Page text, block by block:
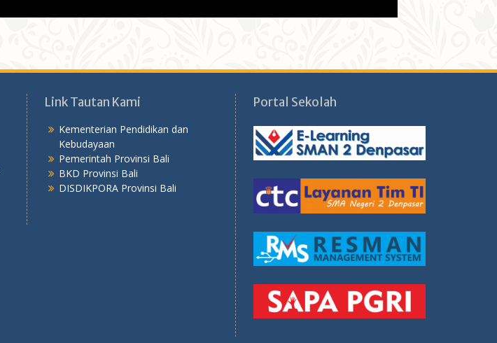
Link Tautan Kami
Kementerian Pendidikan dan
Kebudayaan
Pemerintah Provinsi Bali
BKD Provinsi Bali
DISDIKPORA Provinsi Bali
Portal Sekolah